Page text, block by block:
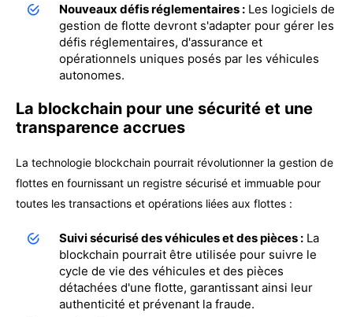
Nouveaux défis réglementaires : Les logiciels de
gestion de flotte devront s'adapter pour gérer les
défis réglementaires, d'assurance et
opérationnels uniques posés par les véhicules
autonomes.
La blockchain pour une sécurité et une
transparence accrues
La technologie blockchain pourrait révolutionner la gestion de
flottes en fournissant un registre sécurisé et immuable pour
toutes les transactions et opérations liées aux flottes :
Suivi sécurisé des véhicules et des pièces : La
blockchain pourrait être utilisée pour suivre le
cycle de vie des véhicules et des pièces
détachées d'une flotte, garantissant ainsi leur
authenticité et prévenant la fraude.